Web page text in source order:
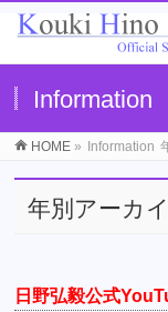
Information
HOME » Information
年別アーカ
日野弘毅公式